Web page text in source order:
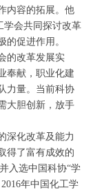
内容的拓展。他
学会共同探讨改革
的促进作用。
的改革发展实
奉献，职业化建
力量。当前科协
大胆创新，放手
化改革及能力
得了富有成效的
入选中国科协“学
2016年中国化工学